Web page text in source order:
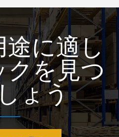
に適し
クを見つ
ょう